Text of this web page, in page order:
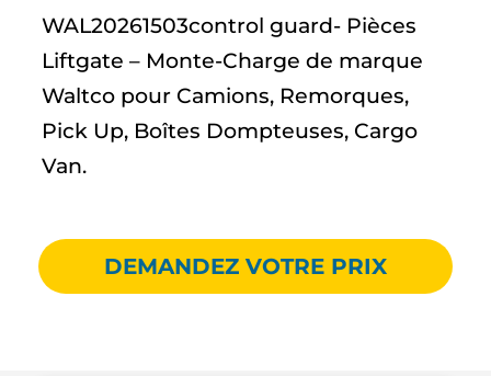
WAL20261503control guard- Pièces
Liftgate – Monte-Charge de marque
Waltco pour Camions, Remorques,
Pick Up, Boîtes Dompteuses, Cargo
Van.
DEMANDEZ VOTRE PRIX